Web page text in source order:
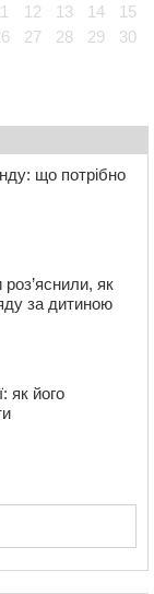
вікно і
12 13 14
15
27 28 29
30
що потрібно
як
за дитиною
як його